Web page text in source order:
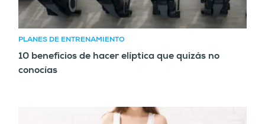
PLANES DE ENTRENAMIENTO
10 beneficios de hacer elíptica que quizás no
conocías